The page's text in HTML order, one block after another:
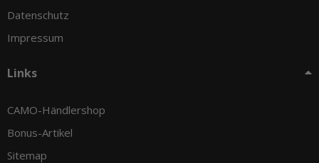
Datenschutz
Impressum
Links
CAMO-Händlershop
Bonus-Artikel
Sitemap